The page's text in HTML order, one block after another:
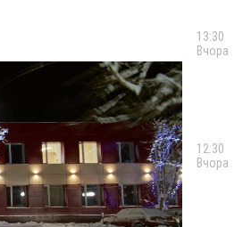
13:30
Вчора
12:30
Вчора